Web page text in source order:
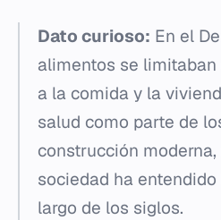
Dato curioso: En el
alimentos se
a la comida y la
salud como parte de
construcción
sociedad ha
largo de los siglos.